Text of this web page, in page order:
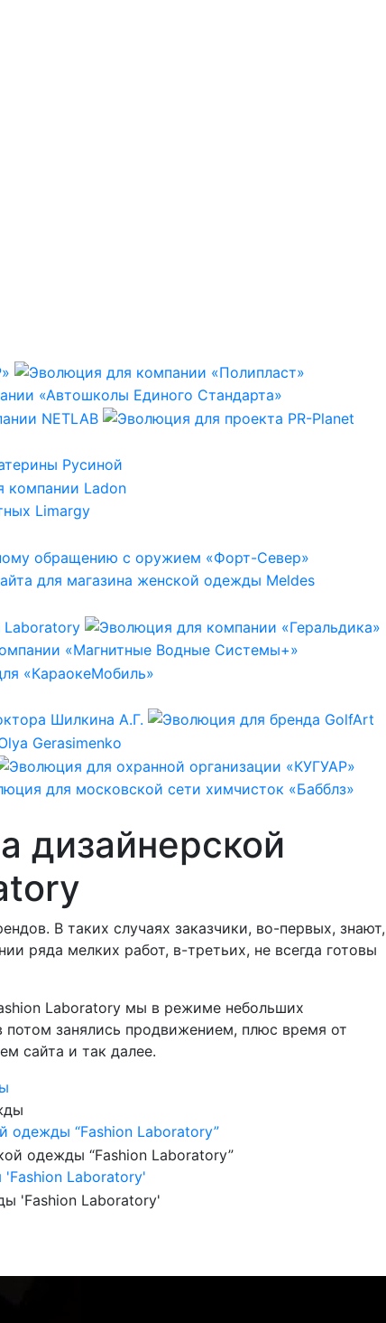
дизайнерской
В таких случаях заказчики, во-первых, знают,
ряда мелких работ, в-третьих, не всегда готовы
Laboratory мы в режиме небольших
занялись продвижением, плюс время от
сайта и так далее.
одежды “Fashion Laboratory”
Laboratory'